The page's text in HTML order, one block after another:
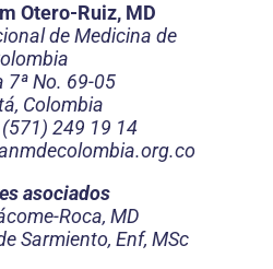
Otero-Ruiz, MD
de Medicina de
7ª No. 69-05
Colombia
249 19 14
asociados
Roca, MD
Sarmiento, Enf, MSc